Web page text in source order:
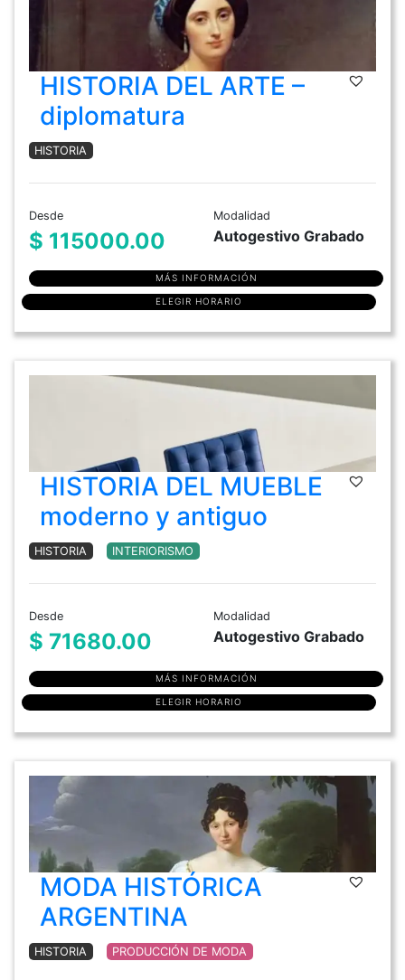
HISTORIA DEL ARTE –
diplomatura
HISTORIA
Desde
$ 115000.00
Modalidad
Autogestivo Grabado
MÁS INFORMACIÓN
ELEGIR HORARIO
HISTORIA DEL MUEBLE
moderno y antiguo
HISTORIA INTERIORISMO
Desde
$ 71680.00
Modalidad
Autogestivo Grabado
MÁS INFORMACIÓN
ELEGIR HORARIO
MODA HISTÓRICA
ARGENTINA
HISTORIA PRODUCCIÓN DE MODA